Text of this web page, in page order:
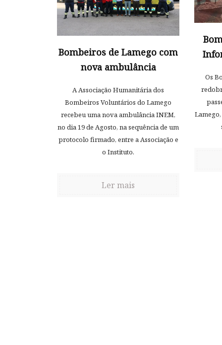
Bombeiros de Lamego com
nova ambulância
A Associação Humanitária dos
Bombeiros Voluntários do Lamego
recebeu uma nova ambulância INEM,
no dia 19 de Agosto, na sequência de um
protocolo firmado, entre a Associação e
o Instituto.
Ler mais
Os